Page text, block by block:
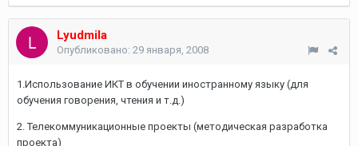
Lyudmila
Опубликовано: 29 января, 2008
1.Использование ИКТ в обучении иностранному языку (для
обучения говорения, чтения и т.д.)
2. Телекоммуникационные проекты (методическая разработка
проекта)